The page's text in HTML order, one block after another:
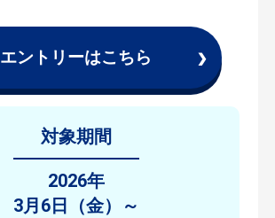
エントリーはこちら
対象期間
2026年
3月6日（金）～